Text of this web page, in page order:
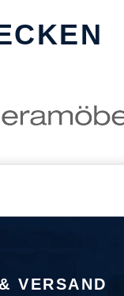
VERSAND